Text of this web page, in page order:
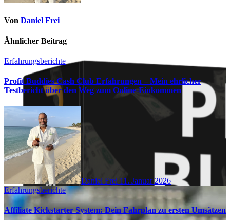
Von Daniel Frei
Ähnlicher Beitrag
Erfahrungsberichte
Profit Buddies Cash Club Erfahrungen – Mein ehrlicher
Testbericht über den Weg zum Online-Einkommen
Daniel Frei 11. Januar 2026
Erfahrungsberichte
Affiliate Kickstarter System: Dein Fahrplan zu ersten Umsätzen